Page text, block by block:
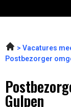
Vacatures
Postbezorger
Gulpen